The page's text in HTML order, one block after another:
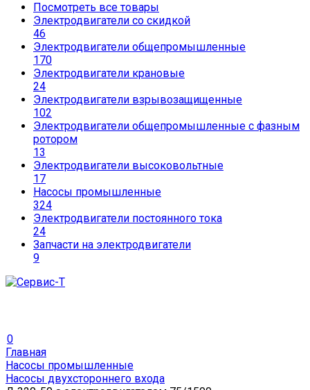
Посмотреть все товары
Электродвигатели со скидкой
46
Электродвигатели общепромышленные
170
Электродвигатели крановые
24
Электродвигатели взрывозащищенные
102
Электродвигатели общепромышленные с фазным
ротором
13
Электродвигатели высоковольтные
17
Насосы промышленные
324
Электродвигатели постоянного тока
24
Запчасти на электродвигатели
9
0
Главная
Насосы промышленные
Насосы двухстороннего входа